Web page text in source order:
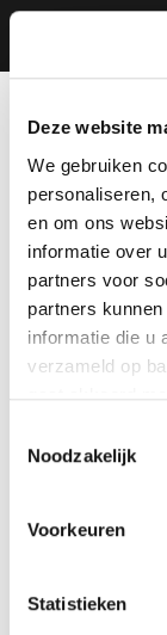
Deze website
We gebruiken
personaliseren,
en om ons
informatie over
partners voor
partners
informatie die u
verzameld op
Noodzakelijk
Voorkeuren
Statistieken